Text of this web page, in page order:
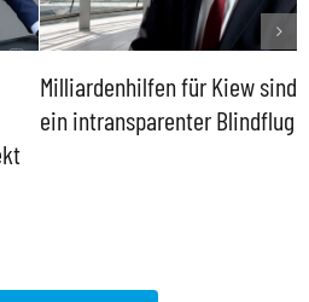
Milliardenhilfen für Kiew sind
ein intransparenter Blindflug